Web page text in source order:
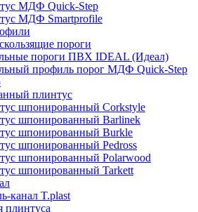
МДФ Quick-Step
МДФ Smartprofile
пороги
пороги ПВХ IDEAL (Идеал)
профиль порог МДФ Quick-Step
плинтус
шпонированный Corkstyle
шпонированный Barlinek
шпонированный Burkle
шпонированный Pedross
шпонированный Polarwood
шпонированный Tarkett
канал T.plast
плинтуса